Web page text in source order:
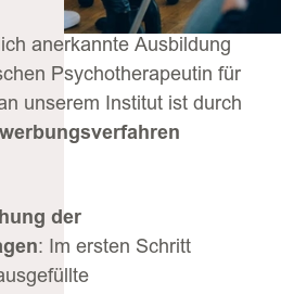
anerkannte Ausbildung
Psychotherapeutin für
unserem Institut ist durch
der
: Im ersten Schritt